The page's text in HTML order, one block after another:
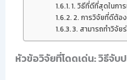
1. วิธีที่ดีที่สุดในกา
2. การวิจัยที่ดีต้อง
3. สามารถทำวิจัย
หัวข้อวิจัยที่โดดเด่น: วิธีจับ